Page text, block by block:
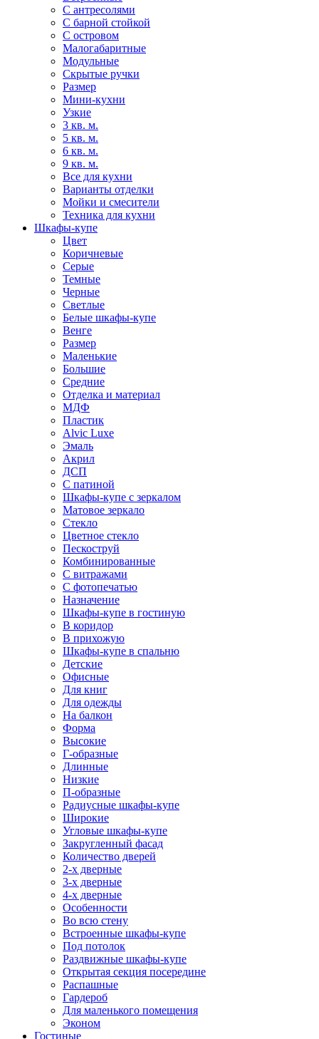
С антресолями
С барной стойкой
С островом
Малогабаритные
Модульные
Скрытые ручки
Размер
Мини-кухни
Узкие
3 кв. м.
5 кв. м.
6 кв. м.
9 кв. м.
Все для кухни
Варианты отделки
Мойки и смесители
Техника для кухни
Шкафы-купе
Цвет
Коричневые
Серые
Темные
Черные
Светлые
Белые шкафы-купе
Венге
Размер
Маленькие
Большие
Средние
Отделка и материал
МДФ
Пластик
Alvic Luxe
Эмаль
Акрил
ДСП
С патиной
Шкафы-купе с зеркалом
Матовое зеркало
Стекло
Цветное стекло
Пескоструй
Комбинированные
С витражами
С фотопечатью
Назначение
Шкафы-купе в гостиную
В коридор
В прихожую
Шкафы-купе в спальню
Детские
Офисные
Для книг
Для одежды
На балкон
Форма
Высокие
Г-образные
Длинные
Низкие
П-образные
Радиусные шкафы-купе
Широкие
Угловые шкафы-купе
Закругленный фасад
Количество дверей
2-х дверные
3-х дверные
4-х дверные
Особенности
Во всю стену
Встроенные шкафы-купе
Под потолок
Раздвижные шкафы-купе
Открытая секция посередине
Распашные
Гардероб
Для маленького помещения
Эконом
Гостиные